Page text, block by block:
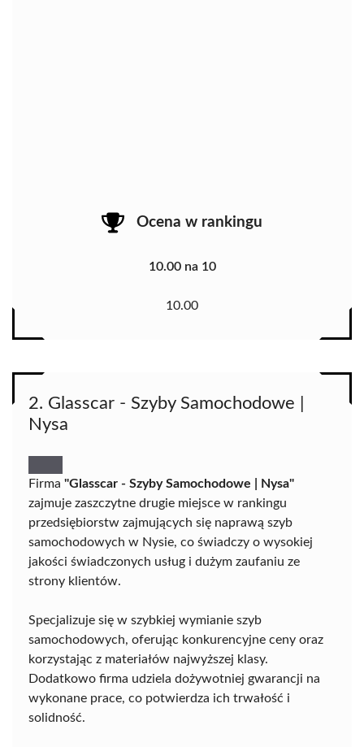
Ocena w rankingu
10.00 na 10
10.00
2. Glasscar - Szyby Samochodowe |
Nysa
Firma "Glasscar - Szyby Samochodowe | Nysa"
zajmuje zaszczytne drugie miejsce w rankingu
przedsiębiorstw zajmujących się naprawą szyb
samochodowych w Nysie, co świadczy o wysokiej
jakości świadczonych usług i dużym zaufaniu ze
strony klientów.
Specjalizuje się w szybkiej wymianie szyb
samochodowych, oferując konkurencyjne ceny oraz
korzystając z materiałów najwyższej klasy.
Dodatkowo firma udziela dożywotniej gwarancji na
wykonane prace, co potwierdza ich trwałość i
solidność.